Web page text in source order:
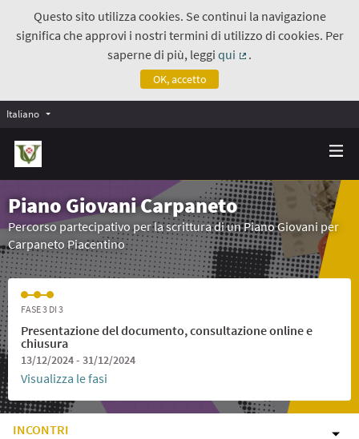
Questo sito utilizza cookies. Se continui la navigazione
significa che approvi i nostri termini di utilizzo di cookies. Per
saperne di più, leggiqui
.
OK, accetto
Italiano
Piano Giovani Carpaneto
Percorso partecipativo per la scrittura di un Piano Giovani per
Carpaneto Piacentino
FASE 3 DI 3
Presentazione del documento, consultazione online e
chiusura
13/12/2024 - 31/12/2024
Visualizza le fasi
INCONTRI